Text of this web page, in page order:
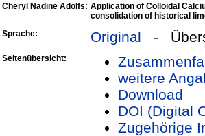
Cheryl Nadine Adolfs: Application of Colloidal
consolidation of historical
Sprache:
Original -
Seitenübersicht:
weitere
Download
DOI (Digital
Zugehörige